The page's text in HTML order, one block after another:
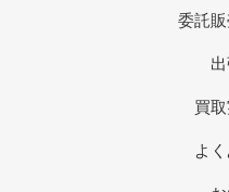
委託
買
よ